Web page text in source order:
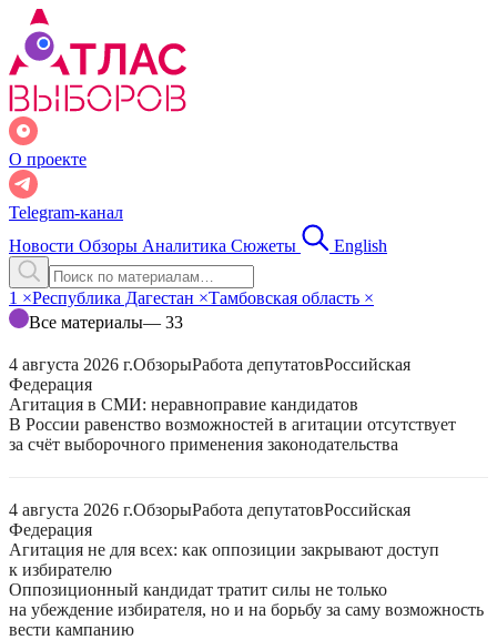
О проекте
Telegram-канал
Новости Обзоры Аналитика Сюжеты English
1 ×Республика Дагестан ×Тамбовская область ×
Все материалы— 33
4 августа 2026 г.ОбзорыРабота депутатовРоссийская
Федерация
Агитация в СМИ: неравноправие кандидатов
В России равенство возможностей в агитации отсутствует
за счёт выборочного применения законодательства
4 августа 2026 г.ОбзорыРабота депутатовРоссийская
Федерация
Агитация не для всех: как оппозиции закрывают доступ
к избирателю
Оппозиционный кандидат тратит силы не только
на убеждение избирателя, но и на борьбу за саму возможность
вести кампанию